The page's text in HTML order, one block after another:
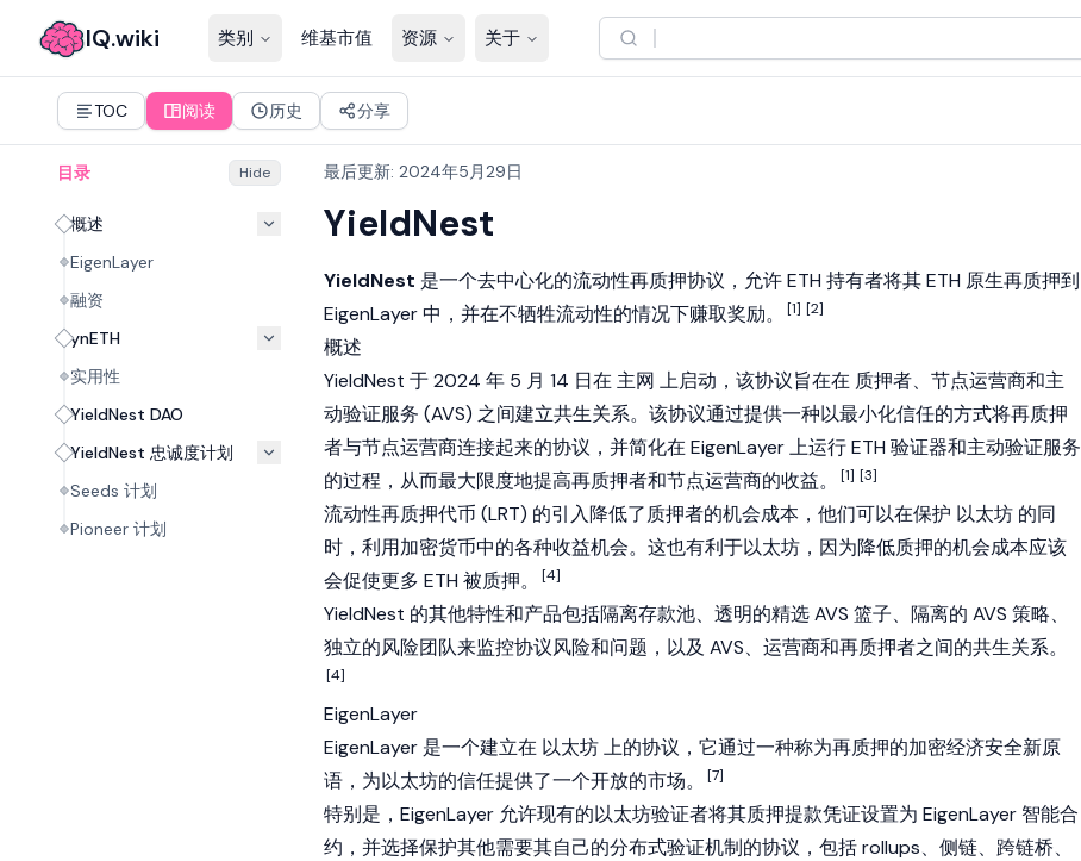
IQ.wiki 类别 维基市值 资源 关于
TOC 阅读 历史 分享
目录 Hide
概述
EigenLayer
融资
ynETH
实用性
YieldNest DAO
YieldNest 忠诚度计划
Seeds 计划
Pioneer 计划
最后更新: 2024年5月29日
YieldNest
YieldNest 是一个去中心化的流动性再质押协议，允许ETH 持有者将其 ETH 原生再质押到
EigenLayer中，并在不牺牲流动性的情况下赚取奖励。 [1] [2]
概述
YieldNest 于 2024 年 5 月 14 日在 主网 上启动，该协议旨在在 质押者、节点运营商和主
动验证服务 (AVS) 之间建立共生关系。该协议通过提供一种以最小化信任的方式将再质押
者与节点运营商连接起来的协议，并简化在 EigenLayer上运行 ETH 验证器和主动验证服务
的过程，从而最大限度地提高再质押者和节点运营商的收益。
[1] [3]
流动性再质押代币 (LRT) 的引入降低了质押者的机会成本，他们可以在保护 以太坊 的同
时，利用加密货币中的各种收益机会。这也有利于以太坊，因为降低质押的机会成本应该
会促使更多 ETH 被质押。
[4]
YieldNest 的其他特性和产品包括隔离存款池、透明的精选 AVS 篮子、隔离的 AVS 策略、
独立的风险团队来监控协议风险和问题，以及 AVS、运营商和再质押者之间的共生关系。
[4]
EigenLayer
EigenLayer 是一个建立在 以太坊上的协议，它通过一种称为再质押的加密经济安全新原
语，为以太坊的信任提供了一个开放的市场。
[7]
特别是，EigenLayer 允许现有的以太坊验证者将其质押提款凭证设置为 EigenLayer 智能合
约 ，并选择保护其他需要其自己的分布式验证机制的协议，包括 rollups、侧链、跨链桥、